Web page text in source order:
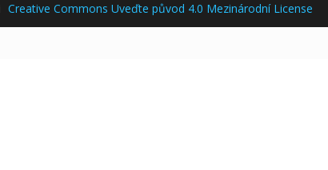
Creative Commons Uveďte původ 4.0 Mezinárodní License